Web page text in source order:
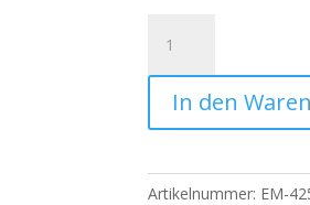
die
Transaktionsanalyse
(101
Menge
In den
Artikelnummer: EM-